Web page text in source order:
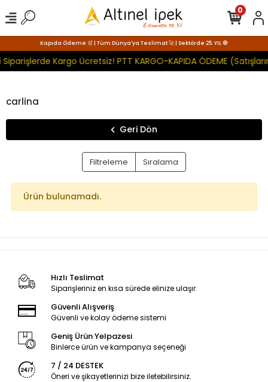
Kapıda Ödeme 🛒 | Tüm Dünya'ya Teslimat 🚀 | Sektörde 25. YIL 🧿
Kargo Ücretsiz! PTT KARGO-KAPIDA ÖDEME
0
carlina
Geri Dön
Filtreleme Sıralama
Ürün bulunamadı.
Hızlı Teslimat
Siparişleriniz en kısa sürede elinize ulaşır.
Güvenli Alışveriş
Güvenli ve kolay ödeme sistemi
Geniş Ürün Yelpazesi
Binlerce ürün ve kampanya seçeneği
7 / 24 DESTEK
Öneri ve şikayetlerinizi bize iletebilirsiniz.